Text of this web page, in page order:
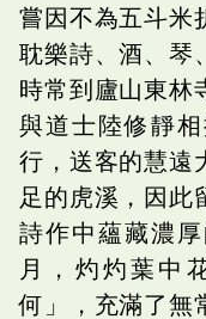
嘗因不為五斗米
耽樂詩、酒、琴
時常到廬山東林
與道士陸修靜
行，送客的慧遠
足的虎溪，因此
詩作中蘊藏濃
月，灼灼葉中
何」，充滿了無